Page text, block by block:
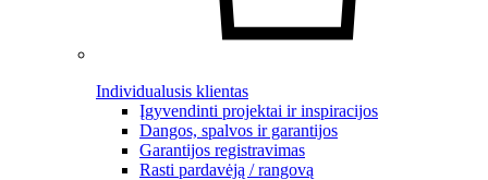
Individualusis klientas
Įgyvendinti projektai ir inspiracijos
Dangos, spalvos ir garantijos
Garantijos registravimas
Rasti pardavėją / rangovą